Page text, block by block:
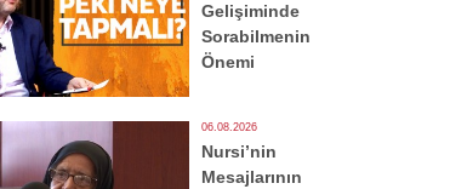
Gelişiminde
Sorabilmenin
Önemi
06.08.2026
Nursi’nin
Mesajlarının